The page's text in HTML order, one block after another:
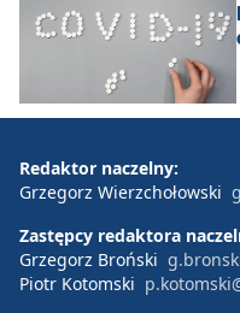
Redaktor naczelny:
Grzegorz Wierzchołowski
Zastępcy redaktora
Grzegorz Broński
Piotr Kotomski